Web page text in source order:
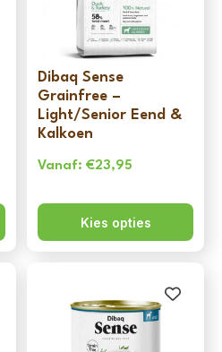
Dibaq Sense
Grainfree –
Light/Senior Eend &
Kalkoen
Vanaf: €23,95
Kies opties